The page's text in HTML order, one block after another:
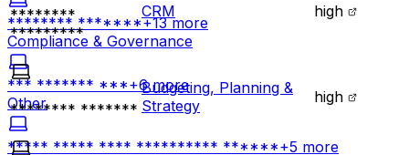
******** *******+13more
Compliance & Governance
*** ******* ***+6more
Other
***** ***** **** ********** ******+5 more
********
*********
CRM high
******** *******
Budgeting, Planning &
Strategy
high